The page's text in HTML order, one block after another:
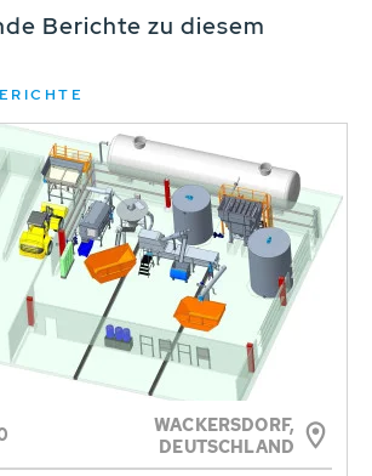
Berichte zu diesem
WACKERSDORF,
DEUTSCHLAND